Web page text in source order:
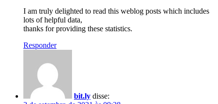
I am truly delighted to read this weblog posts which includes
lots of helpful data,
thanks for providing these statistics.
Responder
bit.ly disse: